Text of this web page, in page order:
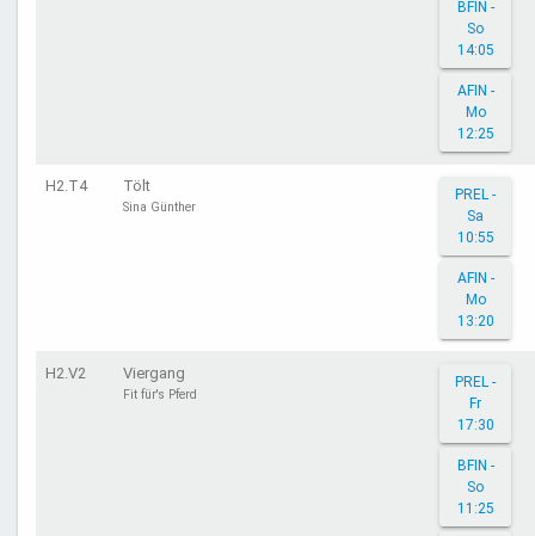
BFIN -
So
14:05
AFIN -
Mo
12:25
H2.T4 Tölt
Sina Günther
PREL -
Sa
10:55
AFIN -
Mo
13:20
H2.V2 Viergang
Fit für's Pferd
PREL -
Fr
17:30
BFIN -
So
11:25